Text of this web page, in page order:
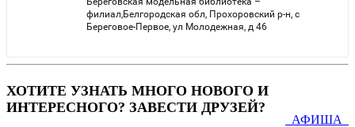
ХОТИТЕ УЗНАТЬ МНОГО НОВОГО И
ИНТЕРЕСНОГО? ЗАВЕСТИ ДРУЗЕЙ?
АФИША